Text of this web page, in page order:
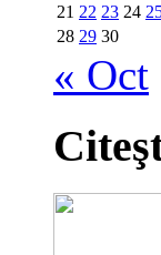
21 22 23 24
28 29 30
« Oct